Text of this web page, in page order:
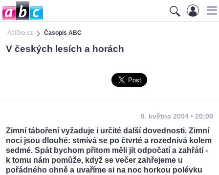
Ábíčko.cz Časopis ABC
V českých lesích a horách
9. května 2004 • 20:09
Zimní táboření vyžaduje i určité další dovednosti. Zimní
noci jsou dlouhé: stmívá se po čtvrté a rozednívá kolem
sedmé. Spát bychom přitom měli jít odpočatí a zahřátí -
k tomu nám pomůže, když se večer zahřejeme u
pořádného ohně a uvaříme si na noc horkou polévku